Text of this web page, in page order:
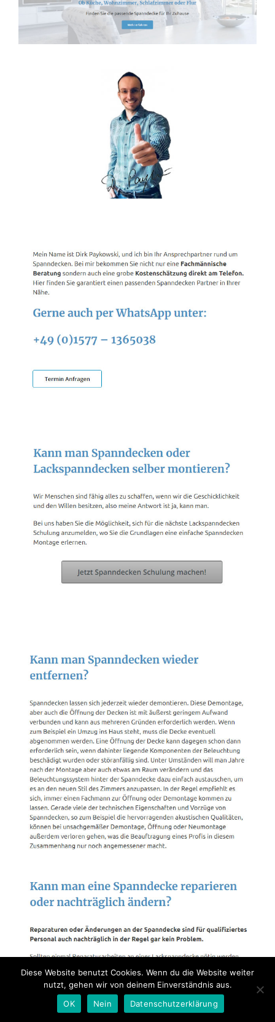
Diese Website benutzt Cookies. Wenn du die Website weiter
nutzt, gehen wir von deinem Einverständnis aus.
OK
Nein Datenschutzerklärung